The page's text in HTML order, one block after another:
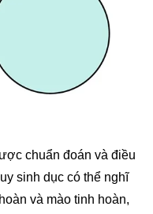
chuẩn đoán và điều
sinh dục có thể nghĩ
và mào tinh hoàn,